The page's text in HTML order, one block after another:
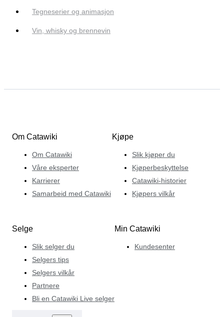
Tegneserier og animasjon
Vin, whisky og brennevin
Om Catawiki
Om Catawiki
Våre eksperter
Karrierer
Samarbeid med Catawiki
Kjøpe
Slik kjøper du
Kjøperbeskyttelse
Catawiki-historier
Kjøpers vilkår
Selge
Slik selger du
Selgers tips
Selgers vilkår
Partnere
Bli en Catawiki Live selger
Min Catawiki
Kundesenter